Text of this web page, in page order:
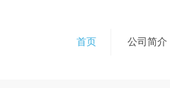
首页 公司简介